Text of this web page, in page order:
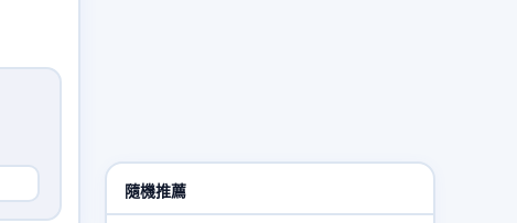
隨機推薦